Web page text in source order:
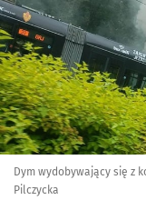
Dym wydobywający się z
Pilczycka